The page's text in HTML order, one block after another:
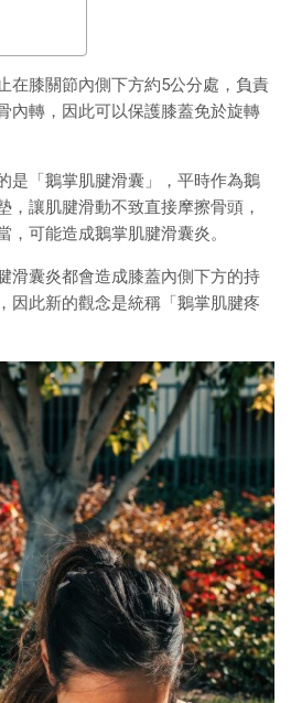
在膝關節內側下方約5公分處， 負責
內轉， 因此可以保護膝蓋免於旋轉
是「鵝掌肌腱滑囊」， 平時作為鵝
， 讓肌腱滑動不致直接摩擦骨頭，
， 可能造成鵝掌肌腱滑囊炎。
滑囊炎都會造成膝蓋內側下方的持
因此新的觀念是統稱「鵝掌肌腱疼